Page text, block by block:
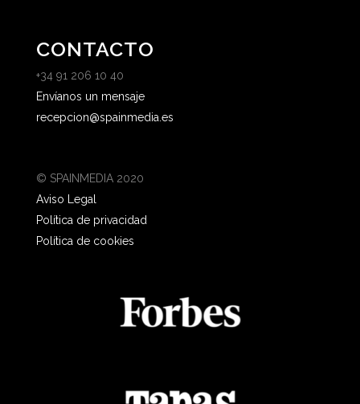
CONTACTO
+34 91 206 10 40
Envíanos un mensaje
recepcion@spainmedia.es
© SPAINMEDIA 2020
Aviso Legal
Política de privacidad
Política de cookies